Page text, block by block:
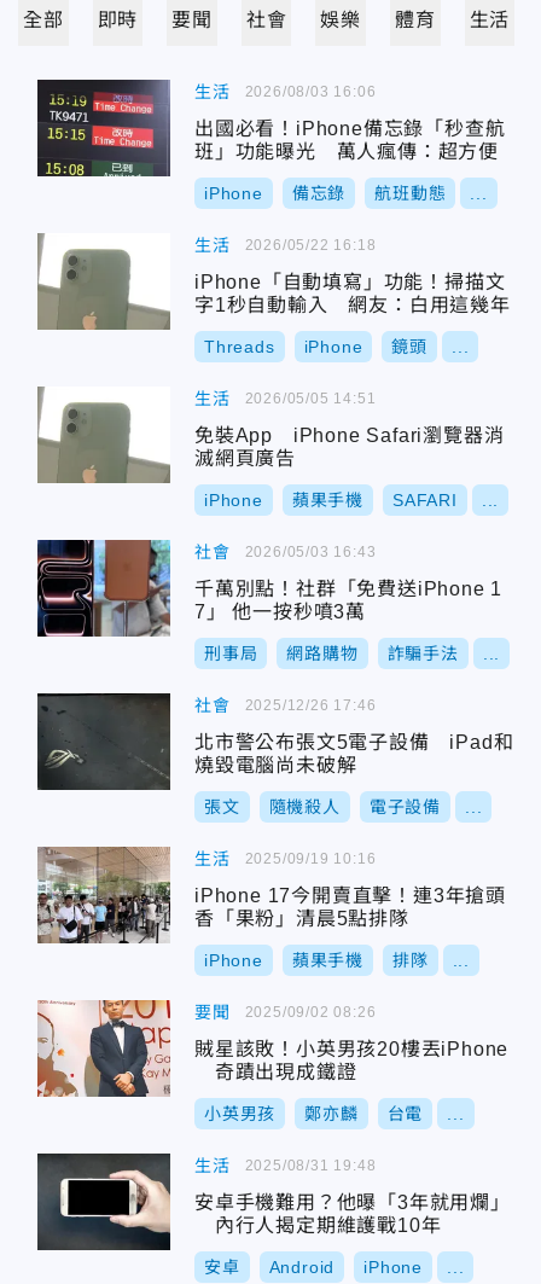
全部 即時 要聞 社會 娛樂 體育 生活
生活
出國必看！iPhone備忘錄「秒查航
班」功能曝光 萬人瘋傳：超方便
iPhone 備忘錄 航班動態
2026/08/03 16:06
生活
iPhone「自動填寫」功能！掃描文
字1秒自動輸入 網友：白用這幾年
Threads iPhone 鏡頭
2026/05/22 16:18
生活
免裝App iPhone Safari瀏覽器消
滅網頁廣告
iPhone 蘋果手機 SAFARI
2026/05/05 14:51
社會
千萬別點！社群「免費送iPhone 1
7」 他一按秒噴3萬
刑事局 網路購物 詐騙手法
2026/05/03 16:43
社會
北市警公布張文5電子設備 iPad和
燒毀電腦尚未破解
張文 隨機殺人 電子設備
2025/12/26 17:46
生活
iPhone 17今開賣直擊！連3年搶頭
香「果粉」清晨5點排隊
iPhone 蘋果手機 排隊
2025/09/19 10:16
要聞
賊星該敗！小英男孩20樓丟iPhone
奇蹟出現成鐵證
小英男孩 鄭亦麟 台電
2025/09/02 08:26
生活
安卓手機難用？他曝「3年就用爛」
內行人揭定期維護戰10年
安卓 Android iPhone
2025/08/31 19:48